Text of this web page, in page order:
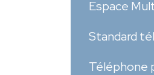
Espace
Standard
Téléphone